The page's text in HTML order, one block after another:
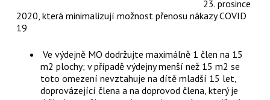
23. prosince
2020, která minimalizují možnost přenosu nákazy COVID
19
Ve výdejně MO dodržujte maximálně 1 člen na 15
m2 plochy; v případě výdejny menší než 15 m2 se
toto omezení nevztahuje na dítě mladší 15 let,
doprovázející člena a na doprovod člena, který je